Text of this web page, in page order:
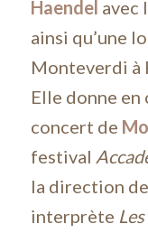
Haendel avec
ainsi qu’une
Monteverdi à
Elle donne en
concert de
festival
la direction de
interprète